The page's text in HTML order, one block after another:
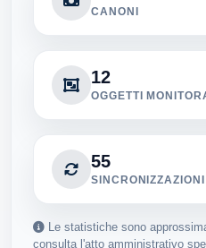
CANONI
12
OGGETTI
55
SINCRONIZZAZIONI
Le statistiche sono
consulta l'atto amministrativo